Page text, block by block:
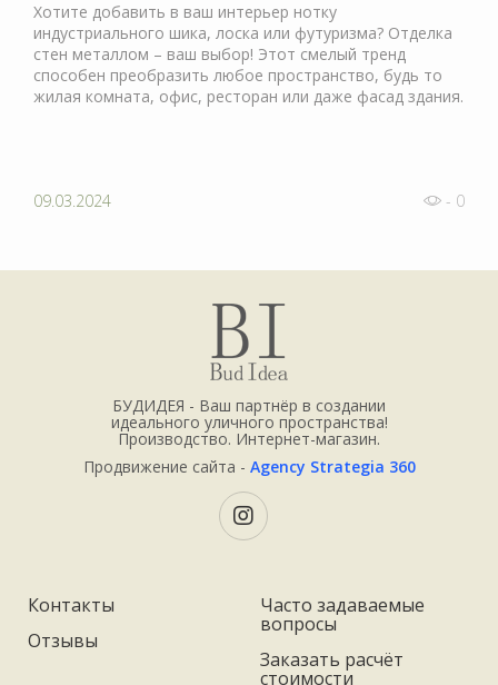
Хотите добавить в ваш интерьер нотку
индустриального шика, лоска или футуризма? Отделка
стен металлом – ваш выбор! Этот смелый тренд
способен преобразить любое пространство, будь то
жилая комната, офис, ресторан или даже фасад здания.
09.03.2024 - 0
БУДИДЕЯ - Ваш партнёр в создании
идеального уличного пространства!
Производство. Интернет-магазин.
Продвижение сайта - Agency Strategia 360
Контакты
Отзывы
Часто задаваемые
вопросы
Заказать расчёт
стоимости